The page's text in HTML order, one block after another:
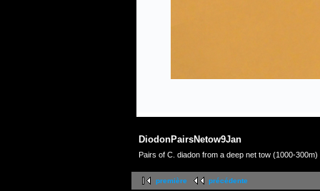
DiodonPairsNetow9Jan
Pairs of C. diadon from a deep net tow (1000-
première précédente